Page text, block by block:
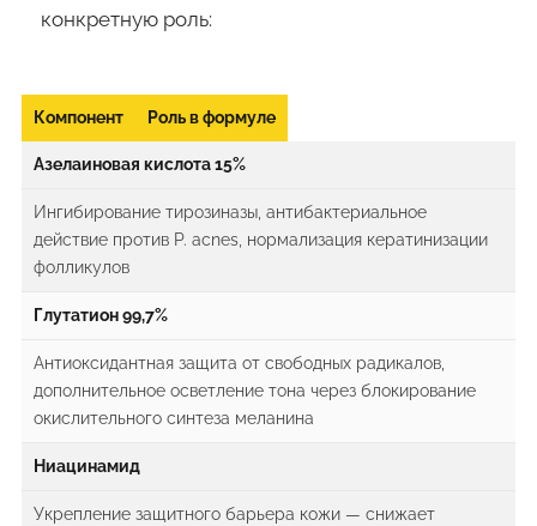
конкретную роль:
Компонент Роль в формуле
Азелаиновая кислота 15%
Ингибирование тирозиназы, антибактериальное
действие против P. acnes, нормализация кератинизации
фолликулов
Глутатион 99,7%
Антиоксидантная защита от свободных радикалов,
дополнительное осветление тона через блокирование
окислительного синтеза меланина
Ниацинамид
Укрепление защитного барьера кожи — снижает